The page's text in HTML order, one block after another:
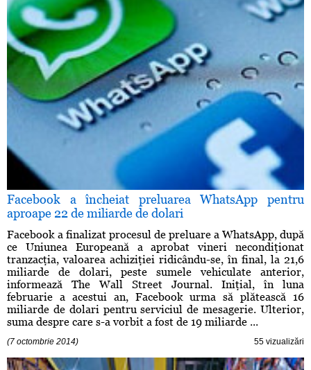
Facebook a încheiat preluarea WhatsApp pentru
aproape 22 de miliarde de dolari
Facebook a finalizat procesul de preluare a WhatsApp, după
ce Uniunea Europeană a aprobat vineri necondiţionat
tranzacţia, valoarea achiziţiei ridicându-se, în final, la 21,6
miliarde de dolari, peste sumele vehiculate anterior,
informează The Wall Street Journal. Iniţial, în luna
februarie a acestui an, Facebook urma să plătească 16
miliarde de dolari pentru serviciul de mesagerie. Ulterior,
suma despre care s-a vorbit a fost de 19 miliarde ...
(7 octombrie 2014) 55 vizualizări